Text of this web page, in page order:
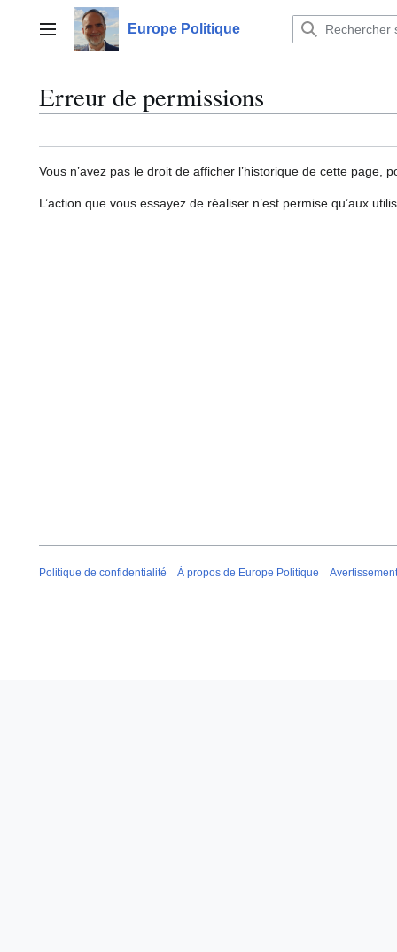
contenuMenu principalEurope Politique
Erreur de permissions
Vous n’avez pas le droit de afficher l’historique de cette page,
L’action que vous essayez de réaliser n’est permise qu’aux
Politique de confidentialité À propos de Europe Politique